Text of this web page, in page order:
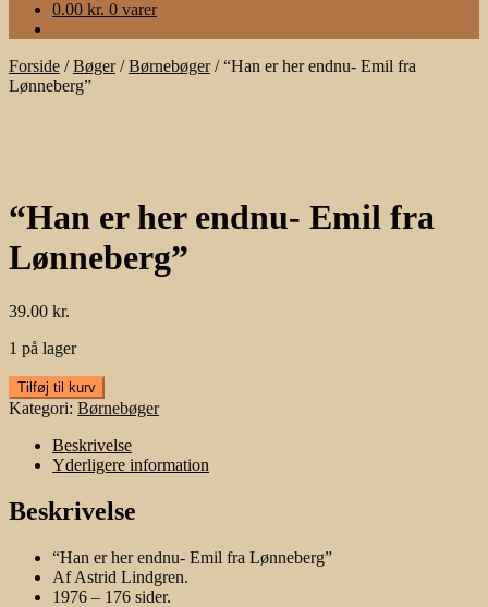
0.00 kr. 0 varer
Forside /Bøger/Børnebøger/“Han er her endnu- Emil fra
Lønneberg”
“Han er her endnu- Emil fra
Lønneberg”
39.00 kr.
1 på lager
“Han
er
endnu-
Emil
Lønneberg”
antal
Tilføj til kurv
Kategori: Børnebøger
Beskrivelse
Yderligere information
Beskrivelse
“Han er her endnu- Emil fra Lønneberg”
Af Astrid Lindgren.
1976 – 176 sider.